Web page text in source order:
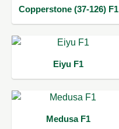
Copperstone (37-126) F1
Eiyu F1
Medusa F1